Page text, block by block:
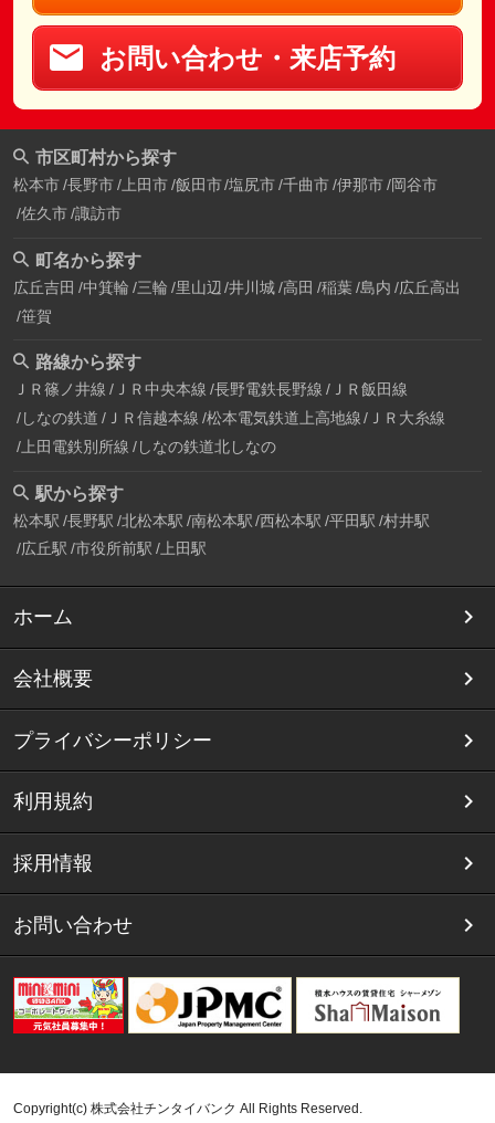
お問い合わせ・来店予約
市区町村から探す
松本市 長野市 上田市 飯田市 塩尻市 千曲市 伊那市 岡谷市
佐久市 諏訪市
町名から探す
広丘吉田 中箕輪 三輪 里山辺 井川城 高田 稲葉 島内 広丘高出
笹賀
路線から探す
ＪＲ篠ノ井線 ＪＲ中央本線 長野電鉄長野線 ＪＲ飯田線
しなの鉄道 ＪＲ信越本線 松本電気鉄道上高地線
ＪＲ大糸線
上田電鉄別所線 しなの鉄道北しなの
駅から探す
松本駅 長野駅 北松本駅 南松本駅 西松本駅 平田駅 村井駅
広丘駅 市役所前駅 上田駅
ホーム
会社概要
プライバシーポリシー
利用規約
採用情報
お問い合わせ
Copyright(c) 株式会社チンタイバンク All Rights Reserved.